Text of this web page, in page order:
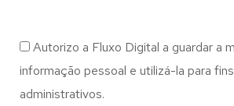
Autorizo a Fluxo Digital a guardar a
informação pessoal e utilizá-la para
administrativos.